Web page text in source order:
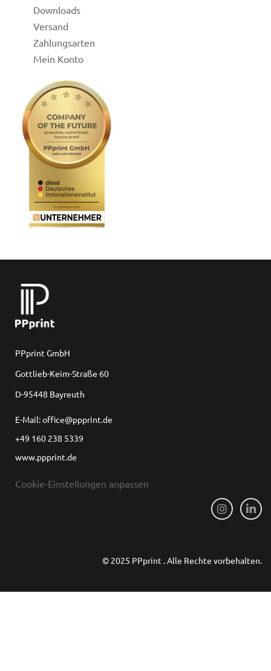
Downloads
Versand
Zahlungsarten
Mein Konto
PPprint GmbH
Gottlieb-Keim-Straße 60
D-95448 Bayreuth
E-Mail: office@ppprint.de
+49 160 238 5339
www.ppprint.de
Cookie-Einstellungen anpassen
© 2025 PPprint . Alle Rechte vorbehalten.